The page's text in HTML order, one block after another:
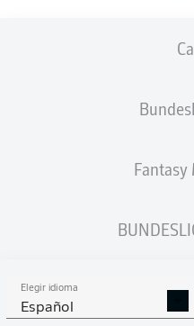
Fantasy
Elegir idioma
Español
Frederik Schmahl